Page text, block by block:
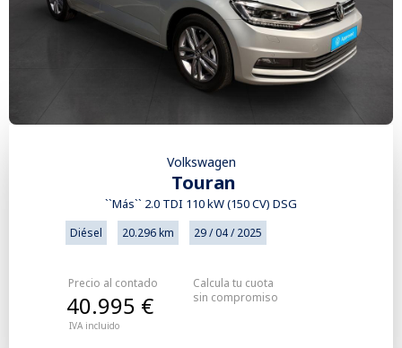
Volkswagen
Touran
``Más`` 2.0 TDI 110 kW (150 CV) DSG
Diésel 20.296 km 29 / 04 / 2025
Precio al contado
IVA incluido
40.995 €
Calcula tu cuota
sin compromiso